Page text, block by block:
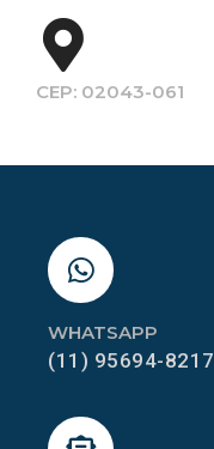
CEP: 02043-061
WHATSAPP
(11) 95694-8217